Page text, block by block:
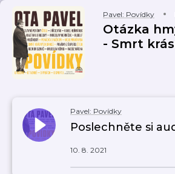
Pavel: Povídky
Otázka
- Smrt
Pavel: Povídky
Poslechněte si
10. 8. 2021